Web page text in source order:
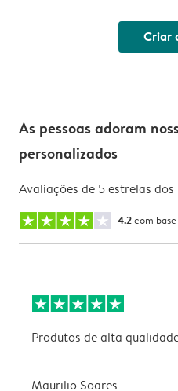
Criar
As pessoas adoram
personalizados
Avaliações de 5 estrelas
4.2com
Produtos de alta
Maurilio Soares